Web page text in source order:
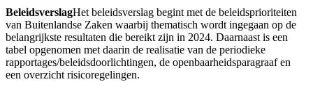
BeleidsverslagHet beleidsverslag begint met de beleidsprioriteiten
van Buitenlandse Zaken waarbij thematisch wordt ingegaan op de
belangrijkste resultaten die bereikt zijn in 2024. Daarnaast is een
tabel opgenomen met daarin de realisatie van de periodieke
rapportages/beleidsdoorlichtingen, de openbaarheidsparagraaf en
een overzicht risicoregelingen.